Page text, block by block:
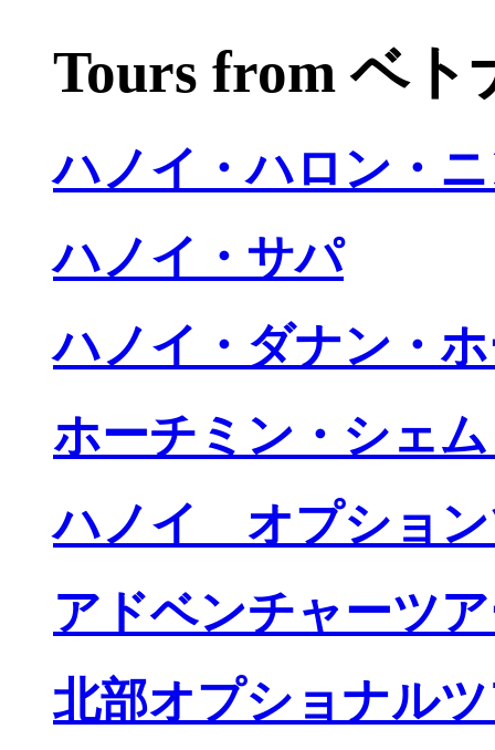
Tours from ベト
ハノイ・ハロン・
ハノイ・サパ
ハノイ・ダナン・
ホーチミン・シェ
ハノイ オプション
アドベンチャーツ
北部オプショナル